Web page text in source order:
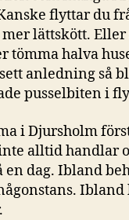
flyttar du
lättskött. Eller
tömma halva
anledning så
pusselbiten i
i Djursholm
alltid handlar
dag. Ibland
Ibland